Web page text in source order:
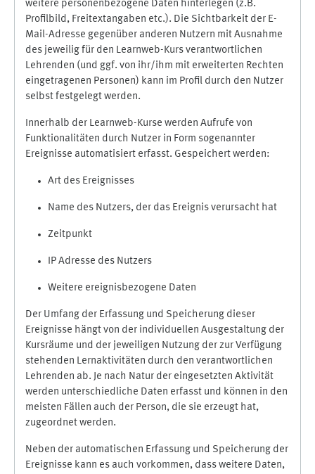
weitere personenbezogene Daten hinterlegen (z.B.
Profilbild, Freitextangaben etc.). Die Sichtbarkeit der E-
Mail-Adresse gegenüber anderen Nutzern mit Ausnahme
des jeweilig für den Learnweb-Kurs verantwortlichen
Lehrenden (und ggf. von ihr/ihm mit erweiterten Rechten
eingetragenen Personen) kann im Profil durch den Nutzer
selbst festgelegt werden.
Innerhalb der Learnweb-Kurse werden Aufrufe von
Funktionalitäten durch Nutzer in Form sogenannter
Ereignisse automatisiert erfasst. Gespeichert werden:
Art des Ereignisses
Name des Nutzers, der das Ereignis verursacht hat
Zeitpunkt
IP Adresse des Nutzers
Weitere ereignisbezogene Daten
Der Umfang der Erfassung und Speicherung dieser
Ereignisse hängt von der individuellen Ausgestaltung der
Kursräume und der jeweiligen Nutzung der zur Verfügung
stehenden Lernaktivitäten durch den verantwortlichen
Lehrenden ab. Je nach Natur der eingesetzten Aktivität
werden unterschiedliche Daten erfasst und können in den
meisten Fällen auch der Person, die sie erzeugt hat,
zugeordnet werden.
Neben der automatischen Erfassung und Speicherung der
Ereignisse kann es auch vorkommen, dass weitere Daten,